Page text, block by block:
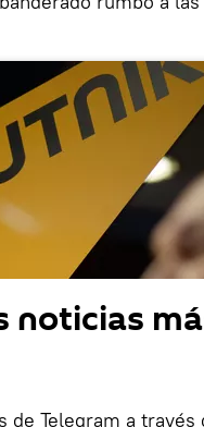
noticias
de Telegram a través